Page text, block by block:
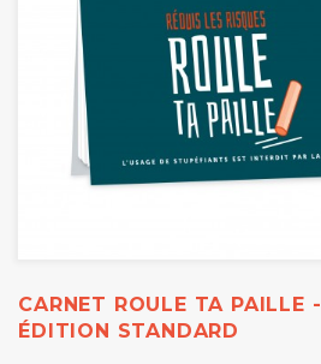
CARNET ROULE TA PAILLE -
ÉDITION STANDARD